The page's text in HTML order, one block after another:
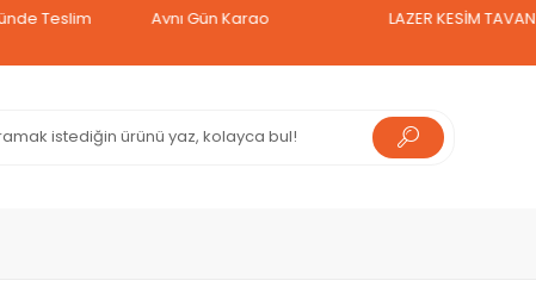
Aynı Gün Kargo LAZER KESİM TAVAN SEPETİ